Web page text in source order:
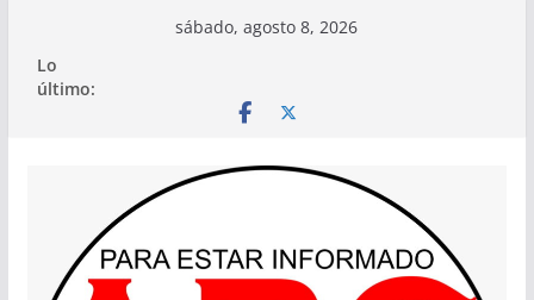
contenido
sábado, agosto 8, 2026
Lo
último: